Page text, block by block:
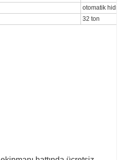
otomatik
32 ton